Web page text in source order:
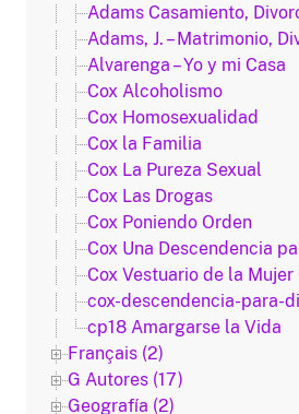
Adams Casamiento,
Adams, J. – Matrimonio,
Alvarenga – Yo y mi Casa
Cox Alcoholismo
Cox Homosexualidad
Cox la Familia
Cox La Pureza Sexual
Cox Las Drogas
Cox Poniendo Orden
Cox Una Descendencia
Cox Vestuario de la Mujer
cox-descendencia-para-
cp18 Amargarse la Vida
Français (2)
G Autores (17)
Geografía (2)